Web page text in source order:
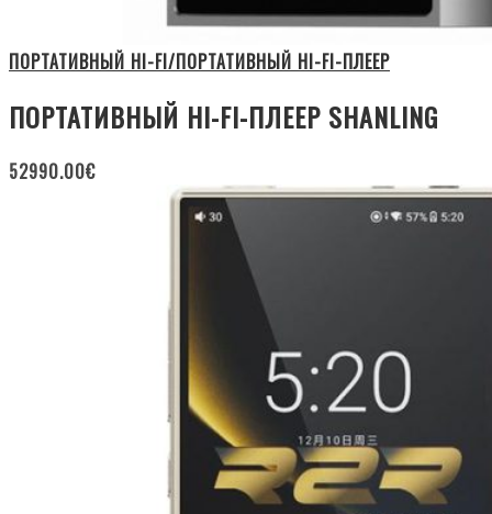
ПОРТАТИВНЫЙ HI-FI/ПОРТАТИВНЫЙ HI-FI-ПЛЕЕР
ПОРТАТИВНЫЙ HI-FI-ПЛЕЕР SHANLING
52990.00€